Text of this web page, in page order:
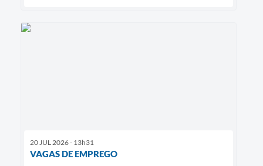
20 JUL 2026 - 13h31
VAGAS DE EMPREGO